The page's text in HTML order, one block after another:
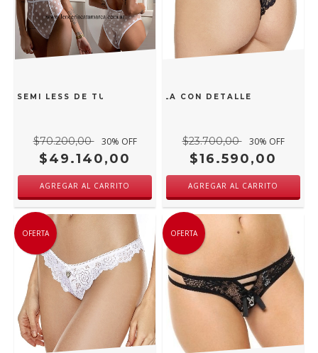
SEMI LESS DE TUL CON LUNARES BLANCO 139 OPAB
$70.200,00 30% OFF
$49.140,00
AGREGAR AL CARRITO
PLAYBOY COLALESS DE PUNTILLA CON DETALLES DE
$23.700,00 30% OFF
$16.590,00
AGREGAR AL CARRITO
OFERTA OFERTA